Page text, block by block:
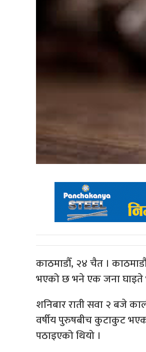
काठमाडौँ, २४ चैत ।
भएको छ भने एक जना घाइते
शनिबार राती सवा २ बजे
वर्षीय पुरुषबीच कुटाकुट
पठाइएको थियो ।